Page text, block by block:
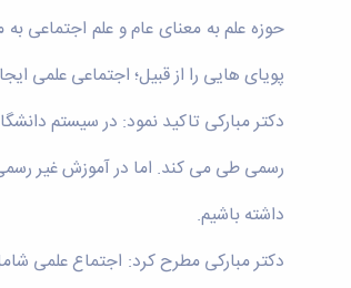
حوزه علم به معنای عام و علم اجتماعی
پویای هایی را از قبیل؛ اجتماعی علمی
دکتر مبارکی تاکید نمود: در سیستم
رسمی طی می کند. اما در آموزش غیر رسمی
داشته باشیم.
دکتر مبارکی مطرح کرد: اجتماع علمی